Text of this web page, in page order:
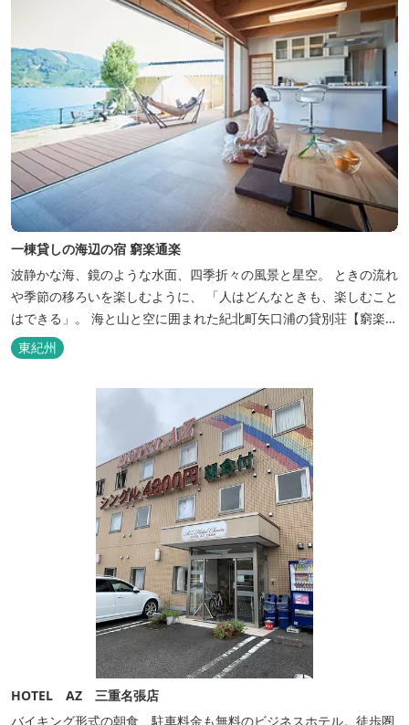
一棟貸しの海辺の宿 窮楽通楽
波静かな海、鏡のような水面、四季折々の風景と星空。 ときの流れ
や季節の移ろいを楽しむように、 「人はどんなときも、楽しむこと
はできる」。 海と山と空に囲まれた紀北町矢口浦の貸別荘【窮楽通
楽】。 中国古典『荘子』の一節「窮亦楽、通亦楽」から名づけまし
た。 いつでも気軽にご利用ください。
東紀州
HOTEL AZ 三重名張店
バイキング形式の朝食、駐車料金も無料のビジネスホテル。徒歩圏